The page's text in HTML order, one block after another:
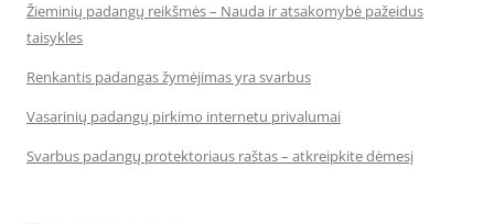
Žieminių padangų reikšmės – Nauda ir atsakomybė pažeidus
taisykles
Renkantis padangas žymėjimas yra svarbus
Vasarinių padangų pirkimo internetu privalumai
Svarbus padangų protektoriaus raštas – atkreipkite dėmesį